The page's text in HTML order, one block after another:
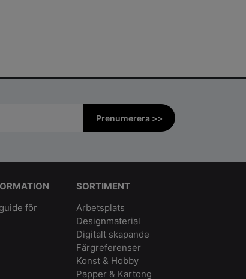
Prenumerera >>
för
SORTIMENT
Arbetsplats
Designmaterial
Digitalt skapande
Färgreferenser
Konst & Hobby
Papper & Kartong